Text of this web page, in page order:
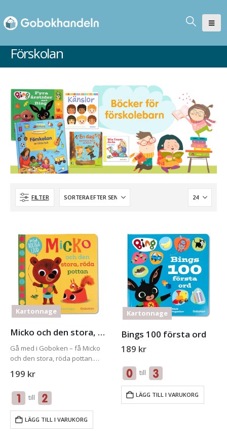
Förskolan
FILTER
Kartonnage
Micko och den stora, röda pott
Gå med i Goboken – få Micko
och den stora, röda pottan.
KOSTNAD
199 kr
till
LÄGG TILL I VARUKORG
Kartonnage
Bings 100 första ord
189 kr
till
LÄGG TILL I VARUKORG